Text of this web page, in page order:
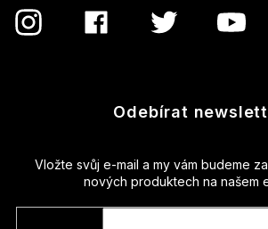
Odebírat
Vložte svůj e-mail a my vám budeme
nových produktech na našem